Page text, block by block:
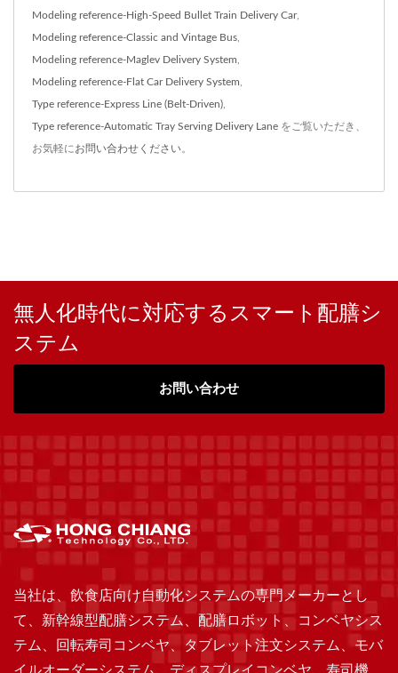
Modeling reference-High-Speed Bullet Train Delivery Car,
Modeling reference-Classic and Vintage Bus,
Modeling reference-Maglev Delivery System,
Modeling reference-Flat Car Delivery System,
Type reference-Express Line (Belt-Driven),
Type reference-Automatic Tray Serving Delivery Lane をご覧いただき、
お気軽にお問い合わせください。
無人化時代に対応するスマート配膳シ
ステム
お問い合わせ
当社は、飲食店向け自動化システムの専門メーカーとし
て、新幹線型配膳システム、配膳ロボット、コンベヤシス
テム、回転寿司コンベヤ、タブレット注文システム、モバ